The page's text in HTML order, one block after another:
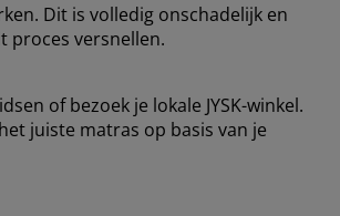
Dit is volledig onschadelijk en
proces versnellen.
of bezoek je lokale JYSK-winkel.
juiste matras op basis van je